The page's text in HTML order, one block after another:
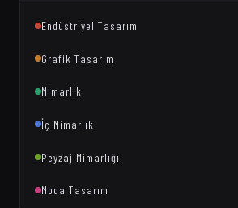
Endüstriyel Tasarım
Grafik Tasarım
Mimarlık
İç Mimarlık
Peyzaj Mimarlığı
Moda Tasarım